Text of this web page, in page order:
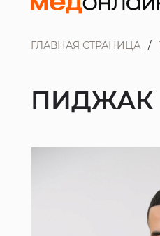
ГЛАВНАЯ СТРАНИЦА
ПИДЖАК